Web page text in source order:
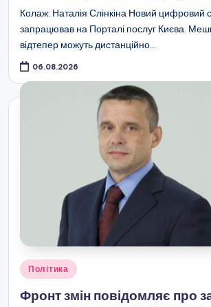
Колаж: Наталія Слінкіна Новий цифровий
запрацював на Порталі послуг Києва.
відтепер можуть дистанційно…
06.08.2026
Опубліковано
Політика
Фронт змін повідомляє про